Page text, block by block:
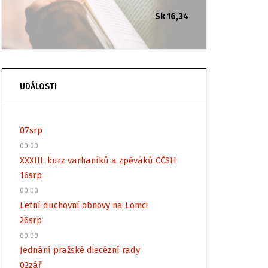
Sk 16,34
UDÁLOSTI
07srp
00:00
XXXIII. kurz varhaníků a zpěváků CČSH
16srp
00:00
Letní duchovní obnovy na Lomci
26srp
00:00
Jednání pražské diecézní rady
02zář